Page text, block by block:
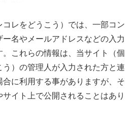
レをどうこう）では、一部コン
名やメールアドレスなどの入力
これらの情報は、当サイト（個
う）の管理人が入力された方と連
に利用する事がありますが、そ
イト上で公開されることはあり